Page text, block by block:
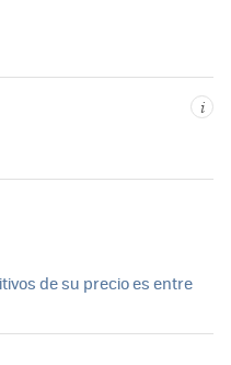
i
de su precio es entre